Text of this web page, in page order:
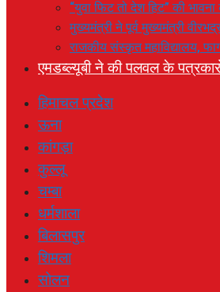
“युवा फिट तो देश हिट” की
मुख्यमंत्री ने पूर्व मुख्यमंत्री
राजकीय संस्कृत महाविद्यालय,
एमडब्ल्यूबी ने की पलवल के
हिमाचल प्रदेश
ऊना
कांगड़ा
कुल्लू
चम्बा
धर्मशाला
बिलासपुर
शिमला
सोलन